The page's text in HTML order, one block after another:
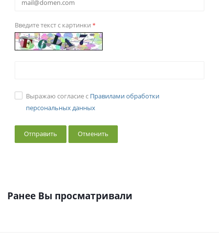
Введите текст с картинки *
Выражаю согласие с Правилами обработки
персональных данных
Отменить
Ранее Вы просматривали